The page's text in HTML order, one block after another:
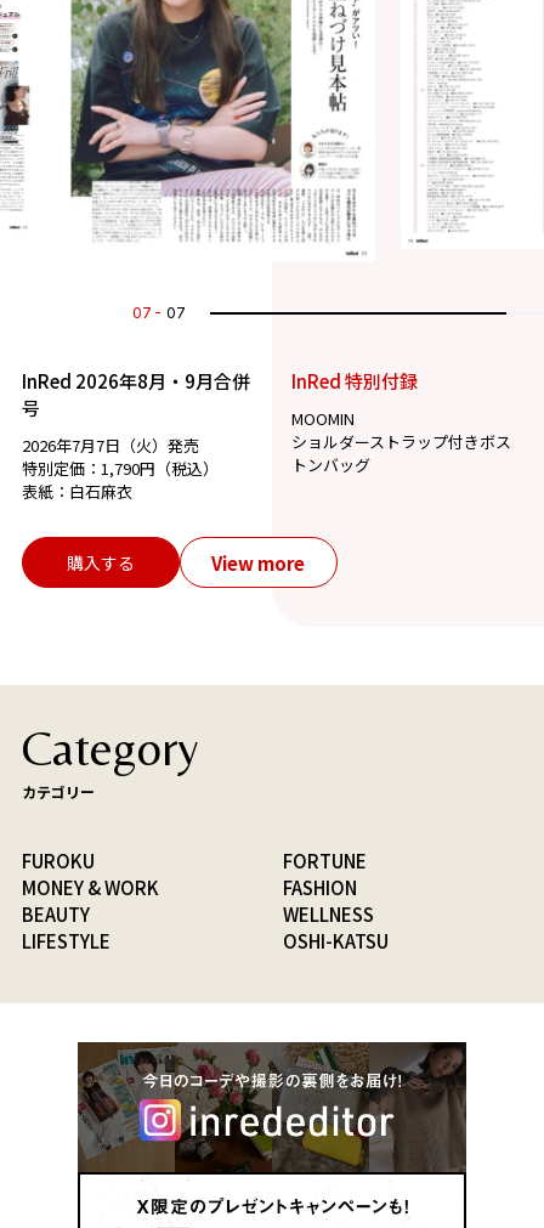
07 07
InRed 2026年8月・9月合併
号
2026年7月7日（火）発売
特別定価：1,790円（税込）
表紙：白石麻衣
InRed 特別付録
MOOMIN
ショルダーストラップ付きボス
トンバッグ
購入する View more
Category
カテゴリー
FUROKU
FORTUNE
MONEY & WORK
FASHION
BEAUTY
WELLNESS
LIFESTYLE
OSHI-KATSU